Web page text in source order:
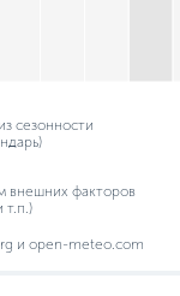
сезонности
внешних факторов
т.п.)
и open-meteo.com